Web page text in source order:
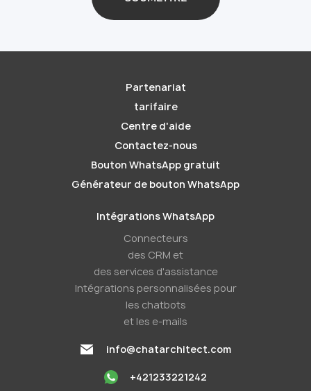
Partenariat
tarifaire
Centre d'aide
Contactez-nous
Bouton WhatsApp gratuit
Générateur de bouton WhatsApp
Intégrations WhatsApp
Connecteurs
des CRM et
des services d'assistance
Intégrations personnalisées pour
les chatbots
et les e-mails
info@chatarchitect.com
+421233221242